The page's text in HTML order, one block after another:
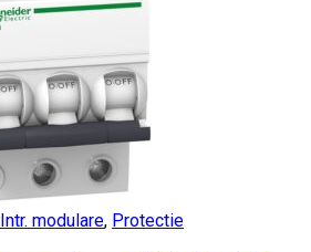
Intr. modulare, Protectie